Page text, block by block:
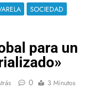
SOCIEDAD
para un
0 3 Minutos